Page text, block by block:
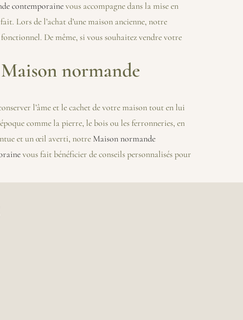
contemporainevous accompagne dans la mise en
Lors de l’achat d’une maison ancienne, notre
De même, si vous souhaitez vendre votre
normande
l’âme et le cachet de votre maison tout en lui
comme la pierre, le bois ou les ferronneries, en
et un œil averti, notre Maison normande
vous fait bénéficier de conseils personnalisés pour